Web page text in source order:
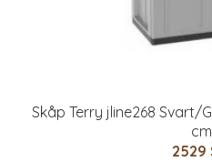
Skåp Terry jline268 Svart/
2529